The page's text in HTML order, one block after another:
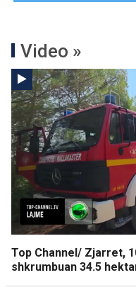
Video »
Top Channel/ Zjarret,
shkrumbuan 34.5